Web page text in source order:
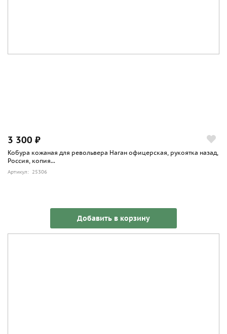
3 300 ₽
Кобура кожаная для револьвера Наган офицерская, рукоятка назад,
Россия, копия...
Артикул: 25306
Добавить в корзину